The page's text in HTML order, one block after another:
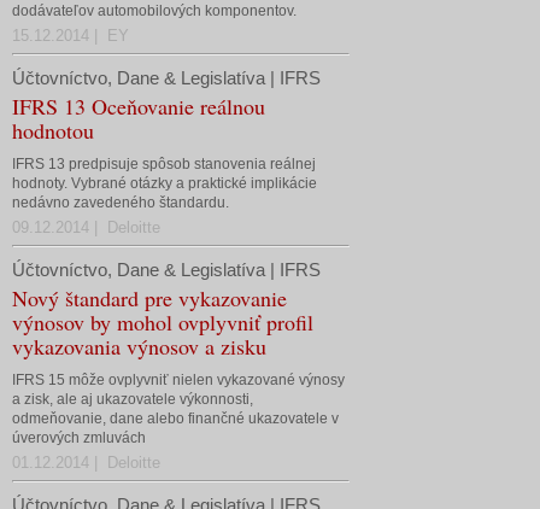
dodávateľov automobilových komponentov.
15.12.2014 | EY
Účtovníctvo, Dane & Legislatíva | IFRS
IFRS 13 Oceňovanie reálnou
hodnotou
IFRS 13 predpisuje spôsob stanovenia reálnej
hodnoty. Vybrané otázky a praktické implikácie
nedávno zavedeného štandardu.
09.12.2014 | Deloitte
Účtovníctvo, Dane & Legislatíva | IFRS
Nový štandard pre vykazovanie
výnosov by mohol ovplyvniť profil
vykazovania výnosov a zisku
IFRS 15 môže ovplyvniť nielen vykazované výnosy
a zisk, ale aj ukazovatele výkonnosti,
odmeňovanie, dane alebo finančné ukazovatele v
úverových zmluvách
01.12.2014 | Deloitte
Účtovníctvo, Dane & Legislatíva | IFRS